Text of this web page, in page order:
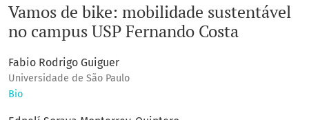
Vamos de bike: mobilidade sustentável
no campus USP Fernando Costa
Fabio Rodrigo Guiguer
Universidade de São Paulo
Bio